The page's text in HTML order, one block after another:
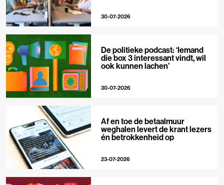
30-07-2026
De politieke podcast: ‘Iemand
die box 3 interessant vindt, wil
ook kunnen lachen’
30-07-2026
Af en toe de betaalmuur
weghalen levert de krant lezers
én betrokkenheid op
23-07-2026